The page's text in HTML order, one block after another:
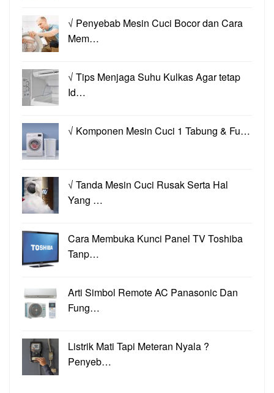
√ Penyebab Mesin Cuci Bocor dan Cara
Mem…
√ Tips Menjaga Suhu Kulkas Agar tetap
Id…
√ Komponen Mesin Cuci 1 Tabung & Fu…
√ Tanda Mesin Cuci Rusak Serta Hal
Yang …
Cara Membuka Kunci Panel TV Toshiba
Tanp…
Arti Simbol Remote AC Panasonic Dan
Fung…
Listrik Mati Tapi Meteran Nyala ?
Penyeb…